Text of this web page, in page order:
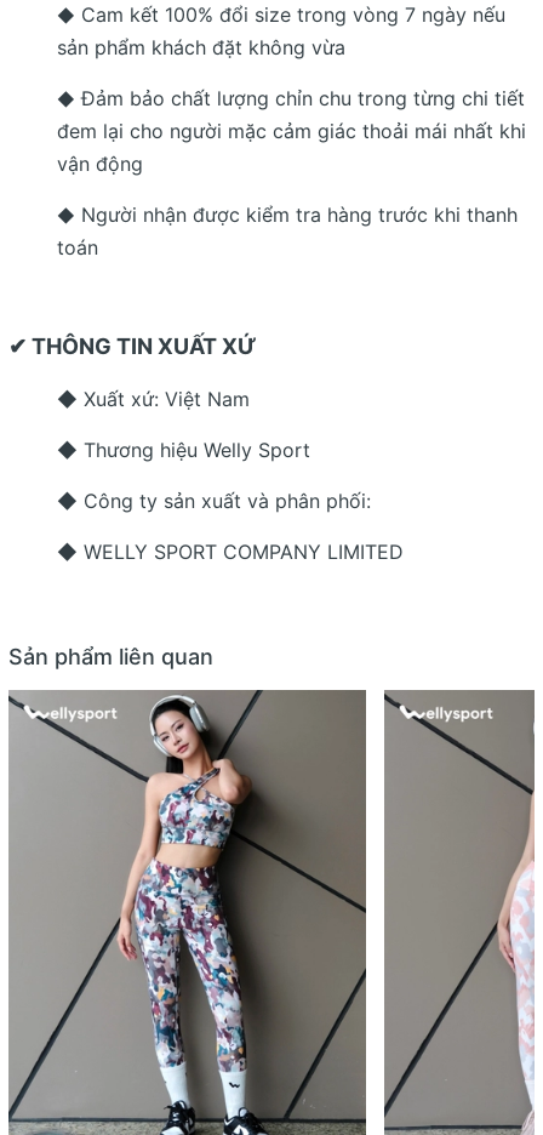
◆ Cam kết 100% đổi size trong vòng 7 ngày nếu
sản phẩm khách đặt không vừa
◆ Đảm bảo chất lượng chỉn chu trong từng chi tiết
đem lại cho người mặc cảm giác thoải mái nhất khi
vận động
◆ Người nhận được kiểm tra hàng trước khi thanh
toán
✔ THÔNG TIN XUẤT XỨ
◆ Xuất xứ: Việt Nam
◆ Thương hiệu Welly Sport
◆ Công ty sản xuất và phân phối:
◆ WELLY SPORT COMPANY LIMITED
Sản phẩm liên quan